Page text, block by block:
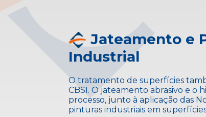
Jateamento e
Industrial
O tratamento de superfícies
CBSI. O jateamento abrasivo e o
processo, junto à aplicação das
pinturas industriais em